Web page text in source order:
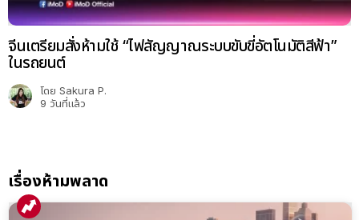
จีนเตรียมสั่งห้ามใช้ “ไฟสัญญาณระบบขับขี่อัตโนมัติสีฟ้า”
ในรถยนต์
โดย Sakura P.
9 วันที่แล้ว
เรื่องห้ามพลาด